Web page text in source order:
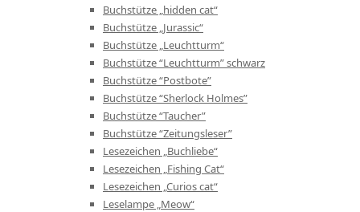
Buchstütze „hidden cat“
Buchstütze „Jurassic“
Buchstütze „Leuchtturm“
Buchstütze “Leuchtturm” schwarz
Buchstütze “Postbote”
Buchstütze “Sherlock Holmes”
Buchstütze “Taucher”
Buchstütze “Zeitungsleser”
Lesezeichen „Buchliebe“
Lesezeichen „Fishing Cat“
Lesezeichen „Curios cat“
Leselampe „Meow“